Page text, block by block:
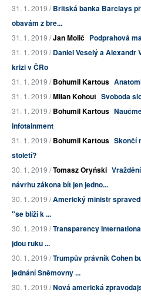
31. 1. 2019 /Britská banka Barclays
obavám z bre...
31. 1. 2019 /Jan Molič Podprahová
31. 1. 2019 /Daniel Veselý a Alexandr
krizi v ČRo
31. 1. 2019 /Bohumil Kartous
31. 1. 2019 /Milan Kohout Svoboda
31. 1. 2019 /Bohumil Kartous
infotainment
31. 1. 2019 /Bohumil Kartous Skončí
století?
30. 1. 2019 /Tomasz Oryński
návrhu zákona bít jen jedno...
30. 1. 2019 /Americký ministr
"se blíží k ...
30. 1. 2019 /Transparency
jdou ruku ...
30. 1. 2019 /Trumpův právník Cohen
jednání Sněmovny ...
30. 1. 2019 /Nová americká